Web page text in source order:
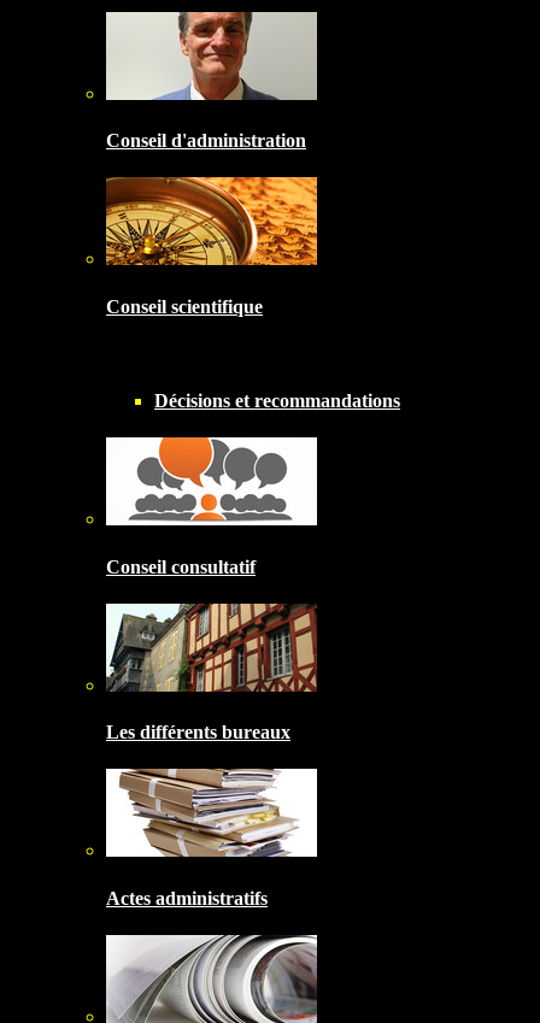
Conseil d'administration
Conseil scientifique
Décisions et recommandations
Conseil consultatif
Les différents bureaux
Actes administratifs